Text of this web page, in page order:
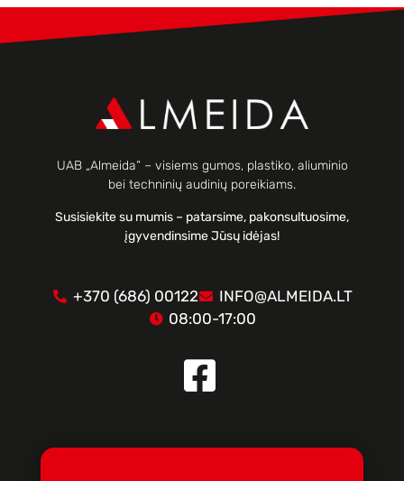
UAB „Almeida“ – visiems gumos, plastiko, aliuminio
bei techninių audinių poreikiams.
Susisiekite su mumis – patarsime, pakonsultuosime,
įgyvendinsime Jūsų idėjas!
+370 (686) 00122
INFO@ALMEIDA.LT
08:00-17:00